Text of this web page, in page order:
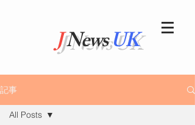
JNewsUK
記事
All Posts